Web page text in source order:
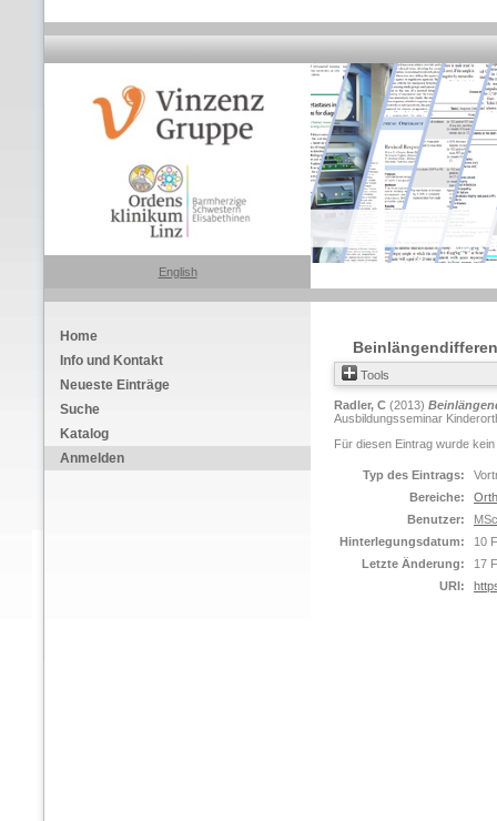
English
Home
Info und Kontakt
Neueste Einträge
Suche
Katalog
Anmelden
Tools
Radler, C (2013)
Ausbildungsseminar
Für diesen Eintrag wurde
Typ des Eintrags:
Bereiche:
Benutzer:
Hinterlegungsdatum:
10
Letzte Änderung:
17
URI: